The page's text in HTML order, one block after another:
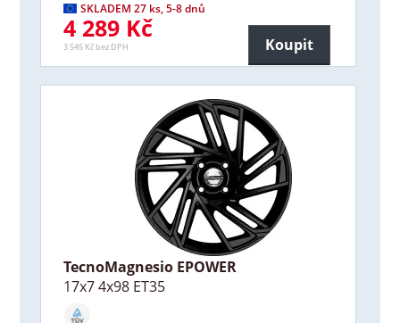
SKLADEM 27 ks, 5-8 dnů
4 289 Kč
3 545 Kč bez DPH Koupit
TecnoMagnesio EPOWER
17x7 4x98 ET35